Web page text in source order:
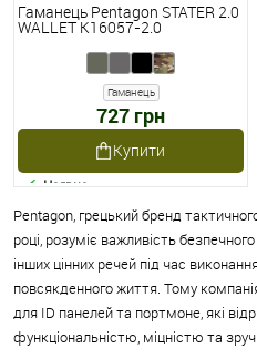
Гаманець Pentagon STATER 2.0
WALLET K16057-2.0
Гаманець
727 грн
Купити
Наявне
Pentagon, грецький бренд
році, розуміє важливість
інших цінних речей під час
повсякденного життя. Тому
для ID панелей та портмоне, які
функціональністю, міцністю та